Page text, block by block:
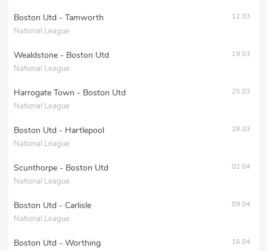
Boston Utd - Tamworth
National League
12.03
Wealdstone - Boston Utd
National League
19.03
Harrogate Town - Boston Utd
National League
25.03
Boston Utd - Hartlepool
National League
28.03
Scunthorpe - Boston Utd
National League
02.04
Boston Utd - Carlisle
National League
09.04
Boston Utd - Worthing 16.04